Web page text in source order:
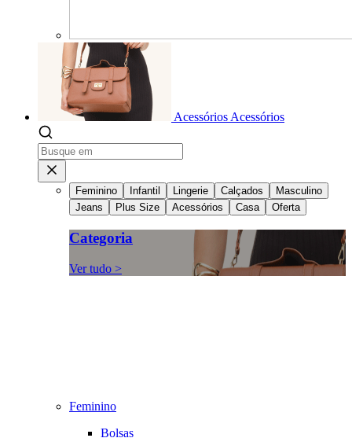
Acessórios Acessórios
Feminino Infantil Lingerie Calçados
Masculino
Jeans
Plus Size Acessórios Casa Oferta
Categoria
Ver tudo >
Feminino
Bolsas